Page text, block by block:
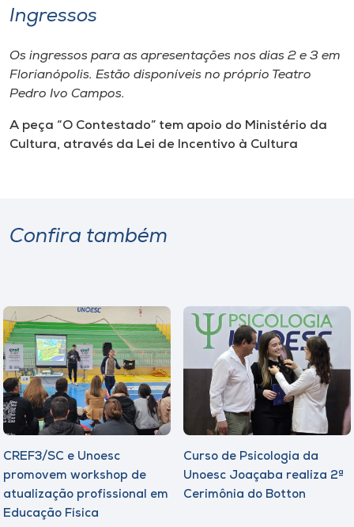
Ingressos
Os ingressos para as apresentações nos dias 2 e 3 em
Florianópolis. Estão disponíveis no próprio Teatro
Pedro Ivo Campos.
A peça “O Contestado” tem apoio do Ministério da
Cultura, através da Lei de Incentivo à Cultura
Confira também
CREF3/SC e Unoesc
promovem workshop de
atualização profissional em
Educação Física
Curso de Psicologia da
Unoesc Joaçaba realiza 2ª
Cerimônia do Botton